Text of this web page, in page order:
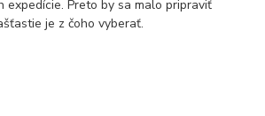
expedície. Preto by sa malo pripraviť
je z čoho vyberať.